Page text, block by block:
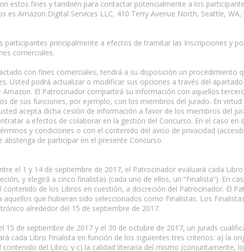
estos fines y también para contactar potencialmente a los
es Amazon Digital Services LLC, 410 Terry Avenue North, Seattle, WA,
participantes principalmente a efectos de tramitar las Inscripciones y
comerciales.
con fines comerciales, tendrá a su disposición un procedimiento
Usted podrá actualizar o modificar sus opciones a través del apartado
El Patrocinador compartirá su información con aquellos
de sus funciones, por ejemplo, con los miembros del jurado. En virtud
acepta dicha cesión de información a favor de los miembros del
a efectos de colaborar en la gestión del Concurso. En el caso en
y condiciones o con el contenido del aviso de privacidad
de participar en el presente Concurso.
el 1 y 14 de septiembre de 2017, el Patrocinador evaluará cada
y elegirá a cinco finalistas (cada uno de ellos, un “Finalista”). En
de los Libros en cuestión, a discreción del Patrocinador. El
que hubieran sido seleccionados como Finalistas. Los
alrededor del 15 de septiembre de 2017.
15 de septiembre de 2017 y el 30 de octubre de 2017, un jurads
cada Libro Finalista en función de los siguientes tres criterios: a) la
del Libro; y c) la calidad literaria del mismo (conjuntamente,